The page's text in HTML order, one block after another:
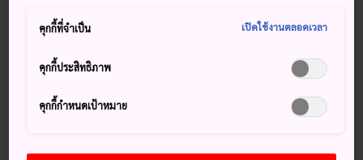
มารยาทในเรียวคัง (ryokan)
ที่พักแบบเรียวคัง (ryokan) นั้นให้ความสำคัญกับขนบธรรมเนียม
และขั้นตอนการปฏิบัติแบบญี่ปุ่นซึ่งอาจฟังดูน่าหวั่นใจสำหรับผู้
คุกกี้ที่จำเป็น เปิดใช้งานตลอดเวลา
คุกกี้ประสิทธิภาพ
คุกกี้กำหนดเป้าหมาย